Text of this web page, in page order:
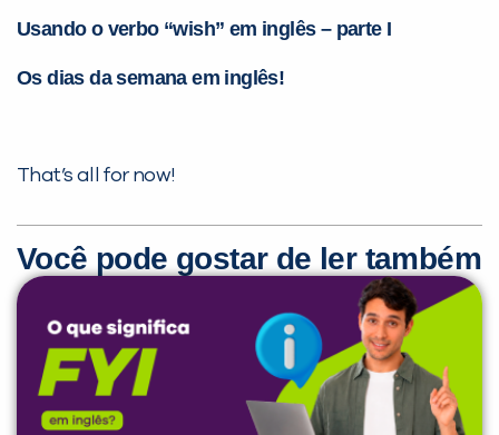
Usando o verbo “wish” em inglês – parte I
Os dias da semana em inglês!
That’s all for now!
Você pode gostar de ler também